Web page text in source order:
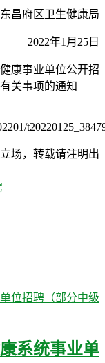
东昌府区卫生健康局
2022年1月25日
康事业单位公开招
关事项的通知
场，转载请注明出
系统事业单